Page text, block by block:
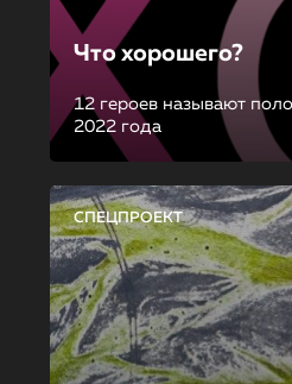
Что хорошего?
12 героев называют
2022 года
СПЕЦПРОЕКТ